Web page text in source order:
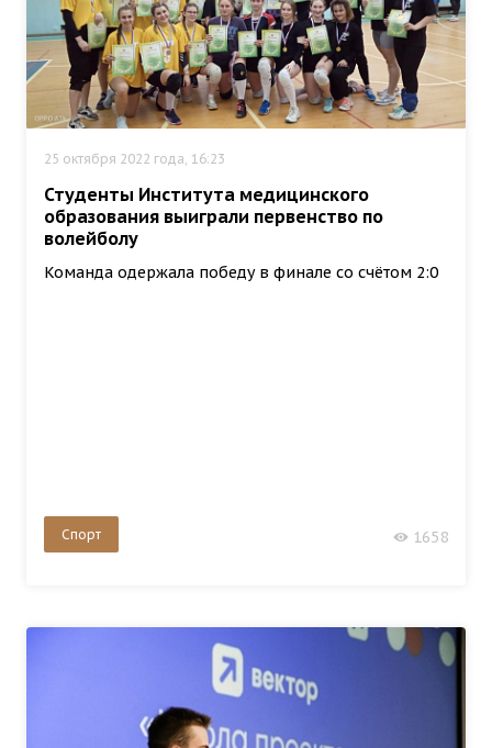
25 октября 2022 года, 16:23
Студенты Института медицинского
образования выиграли первенство по
волейболу
Команда одержала победу в финале со счётом 2:0
Спорт 1658